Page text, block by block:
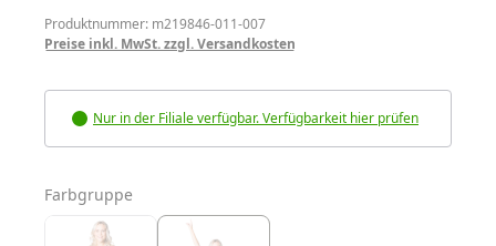
Produktnummer: m219846-011-007
Preise inkl. MwSt. zzgl. Versandkosten
Nur in der Filiale verfügbar. Verfügbarkeit hier prüfen
Farbgruppe